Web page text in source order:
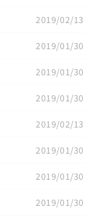
2019/02/13
2019/01/30
2019/01/30
2019/01/30
2019/02/13
2019/01/30
2019/01/30
2019/01/30